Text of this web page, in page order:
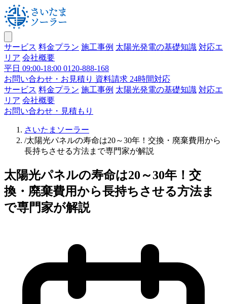
サービス 料金プラン 施工事例 太陽光発電の基礎知識 対応エ
リア 会社概要
平日 09:00-18:00 0120-888-168
お問い合わせ・お見積り 資料請求 24時間対応
サービス 料金プラン 施工事例 太陽光発電の基礎知識 対応エ
リア 会社概要
お問い合わせ・見積もり
さいたまソーラー
/太陽光パネルの寿命は20～30年！交換・廃棄費用から
長持ちさせる方法まで専門家が解説
太陽光パネルの寿命は20～30年！交
換・廃棄費用から長持ちさせる方法ま
で専門家が解説